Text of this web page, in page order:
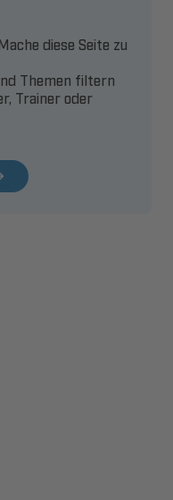
diese Seite zu
Themen filtern
Trainer oder